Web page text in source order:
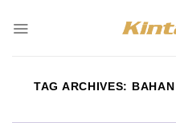
TAG ARCHIVES: